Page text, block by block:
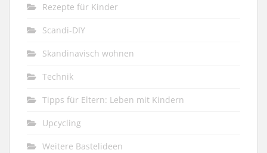
Rezepte für Kinder
Scandi-DIY
Skandinavisch wohnen
Technik
Tipps für Eltern: Leben mit Kindern
Upcycling
Weitere Bastelideen